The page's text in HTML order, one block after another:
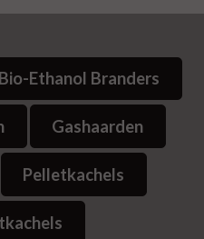
Bio-Ethanol Branders
Gashaarden
Pelletkachels